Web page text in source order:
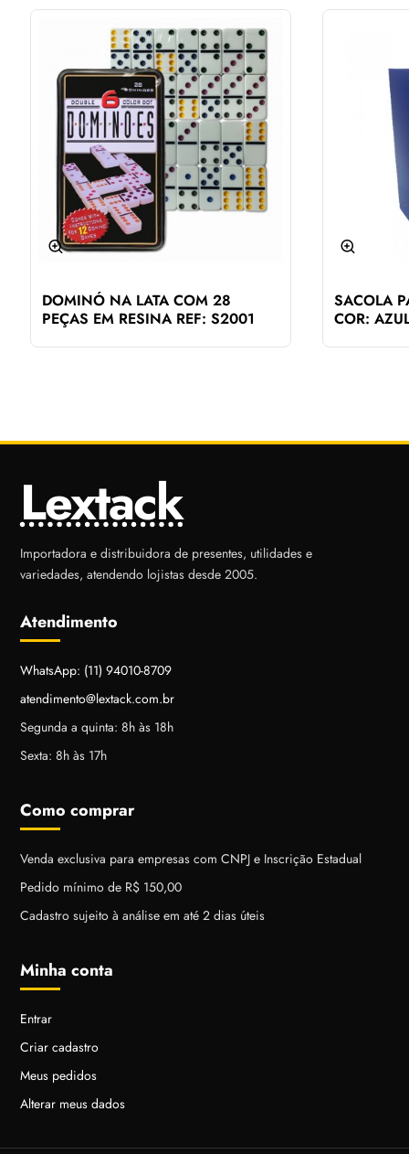
DOMINÓ NA LATA COM 28
PEÇAS EM RESINA REF: S2001
SACOLA
COR:
Atendimento
WhatsApp: (11) 94010-8709
atendimento@lextack.com.br
Segunda a quinta: 8h às 18h
Sexta: 8h às 17h
Como comprar
Venda exclusiva para empresas com CNPJ e Inscrição Estadual
Pedido mínimo de R$ 150,00
Cadastro sujeito à análise em até 2 dias úteis
Minha conta
Entrar
Criar cadastro
Meus pedidos
Alterar meus dados
Lextack
Importadora e distribuidora de presentes, utilidades e
variedades, atendendo lojistas desde 2005.